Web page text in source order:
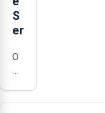
S
er
O
município